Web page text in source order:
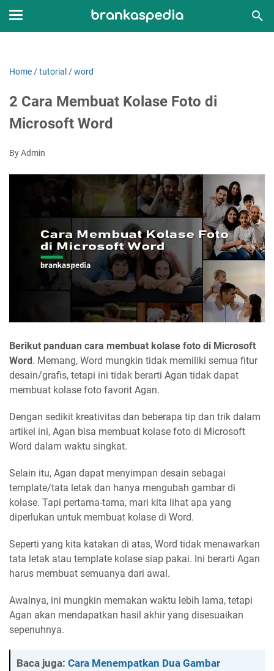
Home /tutorial /word
2 Cara Membuat Kolase Foto di
Microsoft Word
By Admin
Berikut panduan cara membuat kolase foto di Microsoft
Word. Memang, Word mungkin tidak memiliki semua fitur
desain/grafis, tetapi ini tidak berarti Agan tidak dapat
membuat kolase foto favorit Agan.
Dengan sedikit kreativitas dan beberapa tip dan trik dalam
artikel ini, Agan bisa membuat kolase foto di Microsoft
Word dalam waktu singkat.
Selain itu, Agan dapat menyimpan desain sebagai
template/tata letak dan hanya mengubah gambar di
kolase. Tapi pertama-tama, mari kita lihat apa yang
diperlukan untuk membuat kolase di Word.
Seperti yang kita katakan di atas, Word tidak menawarkan
tata letak atau template kolase siap pakai. Ini berarti Agan
harus membuat semuanya dari awal.
Awalnya, ini mungkin memakan waktu lebih lama, tetapi
Agan akan mendapatkan hasil akhir yang disesuaikan
sepenuhnya.
Baca juga: Cara Menempatkan Dua Gambar